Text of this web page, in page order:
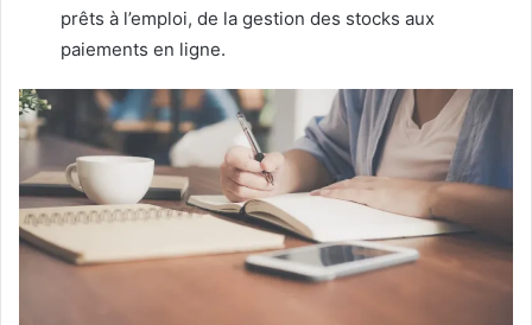
prêts à l’emploi, de la gestion des stocks aux
paiements en ligne.